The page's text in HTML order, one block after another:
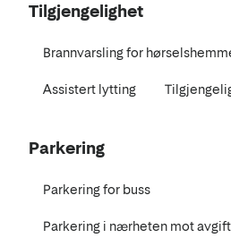
Tilgjengelighet
Brannvarsling for
Assistert lytting
Parkering
Parkering for buss
Parkering i nærheten mot avgift